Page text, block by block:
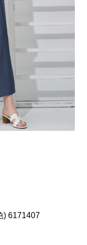
) 6171407